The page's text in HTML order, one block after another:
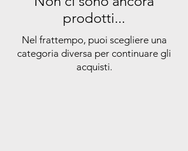
prodotti...
Nel frattempo, puoi scegliere una
categoria diversa per continuare gli
acquisti.